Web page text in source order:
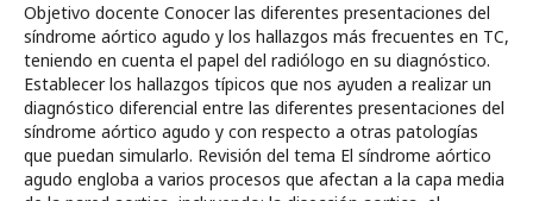
Objetivo docente Conocer las diferentes presentaciones del
síndrome aórtico agudo y los hallazgos más frecuentes en TC,
teniendo en cuenta el papel del radiólogo en su diagnóstico.
Establecer los hallazgos típicos que nos ayuden a realizar un
diagnóstico diferencial entre las diferentes presentaciones del
síndrome aórtico agudo y con respecto a otras patologías
que puedan simularlo. Revisión del tema El síndrome aórtico
agudo engloba a varios procesos que afectan a la capa media